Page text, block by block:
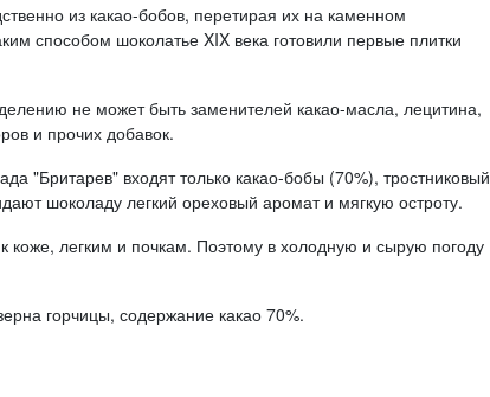
из какао-бобов, перетирая их на каменном
способом шоколатье XIX века готовили первые плитки
не может быть заменителей какао-масла, лецитина,
и прочих добавок.
"Бритарев" входят только какао-бобы (70%), тростниковый
шоколаду легкий ореховый аромат и мягкую остроту.
коже, легким и почкам. Поэтому в холодную и сырую погоду
горчицы, содержание какао 70%.